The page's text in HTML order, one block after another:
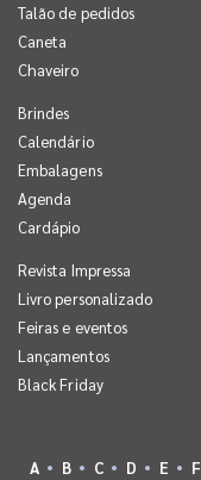
Talão de pedidos
Caneta
Chaveiro
Brindes
Calendário
Embalagens
Agenda
Cardápio
Revista Impressa
Livro personalizado
Feiras e eventos
Lançamentos
Black Friday
A B C D E F